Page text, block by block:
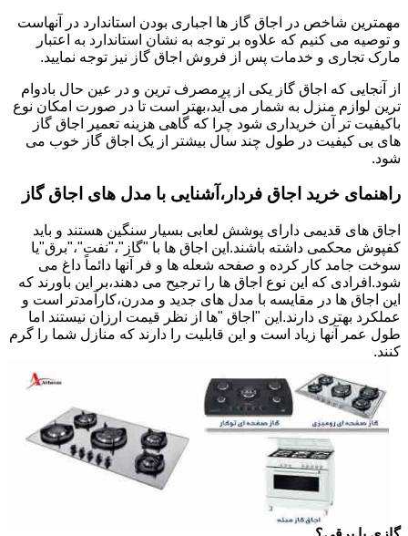
مهمترین شاخص در اجاق گاز ها اجباری بودن استاندارد در آنهاست
و توصیه می کنیم که علاوه بر توجه به نشان استاندارد به اعتبار
مارک تجاری و خدمات پس از فروش اجاق گاز نیز توجه نمایید.
از آنجایی که اجاق گاز یکی از پرمصرف ترین و در عین حال بادوام
ترین لوازم منزل به شمار می آید،بهتر است تا در صورت امکان نوع
باکیفیت تر آن خریداری شود چرا که گاهی هزینه تعمیر اجاق گاز
های بی کیفیت در طول چند سال بیشتر از یک اجاق گاز خوب می
شود.
راهنمای خرید اجاق فردار،آشنایی با مدل های اجاق گاز
اجاق های قدیمی دارای پوشش لعابی بسیار سنگین هستند و باید
کفپوش محکمی داشته باشند.این اجاق ها با "گاز"،"نفت"،"برق"یا
سوخت جامد کار کرده و صفحه شعله ها و فر آنها دائماً داغ می
شود.افرادی که این نوع اجاق ها را ترجیح می دهند،بر این باورند که
این اجاق ها در مقایسه با مدل های جدید و مدرن،کارآمدتر است و
عملکرد بهتری دارند.این "اجاق "ها از نظر قیمت ارزان نیستند اما
طول عمر آنها زیاد است و این قابلیت را دارند که منازل شما را گرم
کنند.